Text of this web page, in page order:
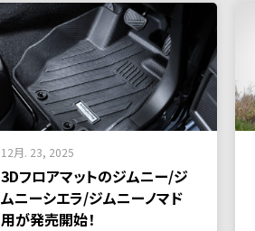
12月. 23, 2025
3Dフロアマットのジムニー/ジ
ムニーシエラ/ジムニーノマド
用が発売開始！